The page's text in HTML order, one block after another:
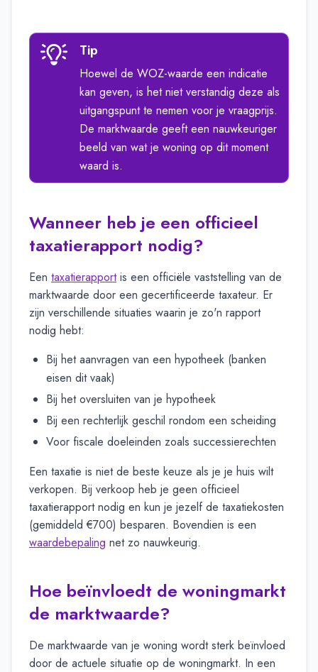
Tip
Hoewel de WOZ-waarde een indicatie
kan geven, is het niet verstandig deze als
uitgangspunt te nemen voor je vraagprijs.
De marktwaarde geeft een nauwkeuriger
beeld van wat je woning op dit moment
waard is.
Wanneer heb je een officieel
taxatierapport nodig?
Een taxatierapportis een officiële vaststelling van de
marktwaarde door een gecertificeerde taxateur. Er
zijn verschillende situaties waarin je zo'n rapport
nodig hebt:
Bij het aanvragen van een hypotheek (banken
eisen dit vaak)
Bij het oversluiten van je hypotheek
Bij een rechterlijk geschil rondom een scheiding
Voor fiscale doeleinden zoals successierechten
Een taxatie is niet de beste keuze als je je huis wilt
verkopen. Bij verkoop heb je geen officieel
taxatierapport nodig en kun je jezelf de taxatiekosten
(gemiddeld €700) besparen. Bovendien is een
waardebepaling net zo nauwkeurig.
Hoe beïnvloedt de woningmarkt
de marktwaarde?
De marktwaarde van je woning wordt sterk beïnvloed
door de actuele situatie op de woningmarkt. In een